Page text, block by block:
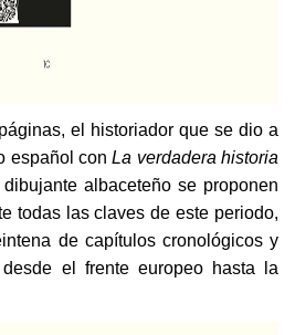
el historiador que se dio a
español conLa verdadera historia
albaceteño se proponen
todas las claves de este periodo,
de capítulos cronológicos y
el frente europeo hasta la